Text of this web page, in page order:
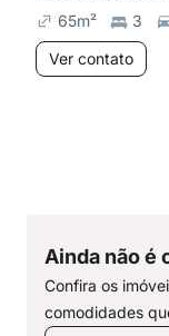
65m² 3
Ver contato
Ainda não é
Confira os
comodidades